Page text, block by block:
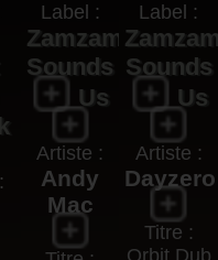
Label :
Zamzam
Sounds
Us
Artiste :
Andy
Mac
Label :
Sounds
Us
Artiste :
Dayzero
Titre :
Orbit Dub